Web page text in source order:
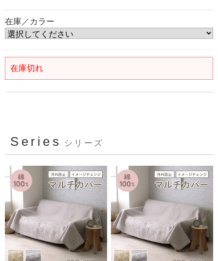
在庫／カラー
在庫切れ
Series シリーズ